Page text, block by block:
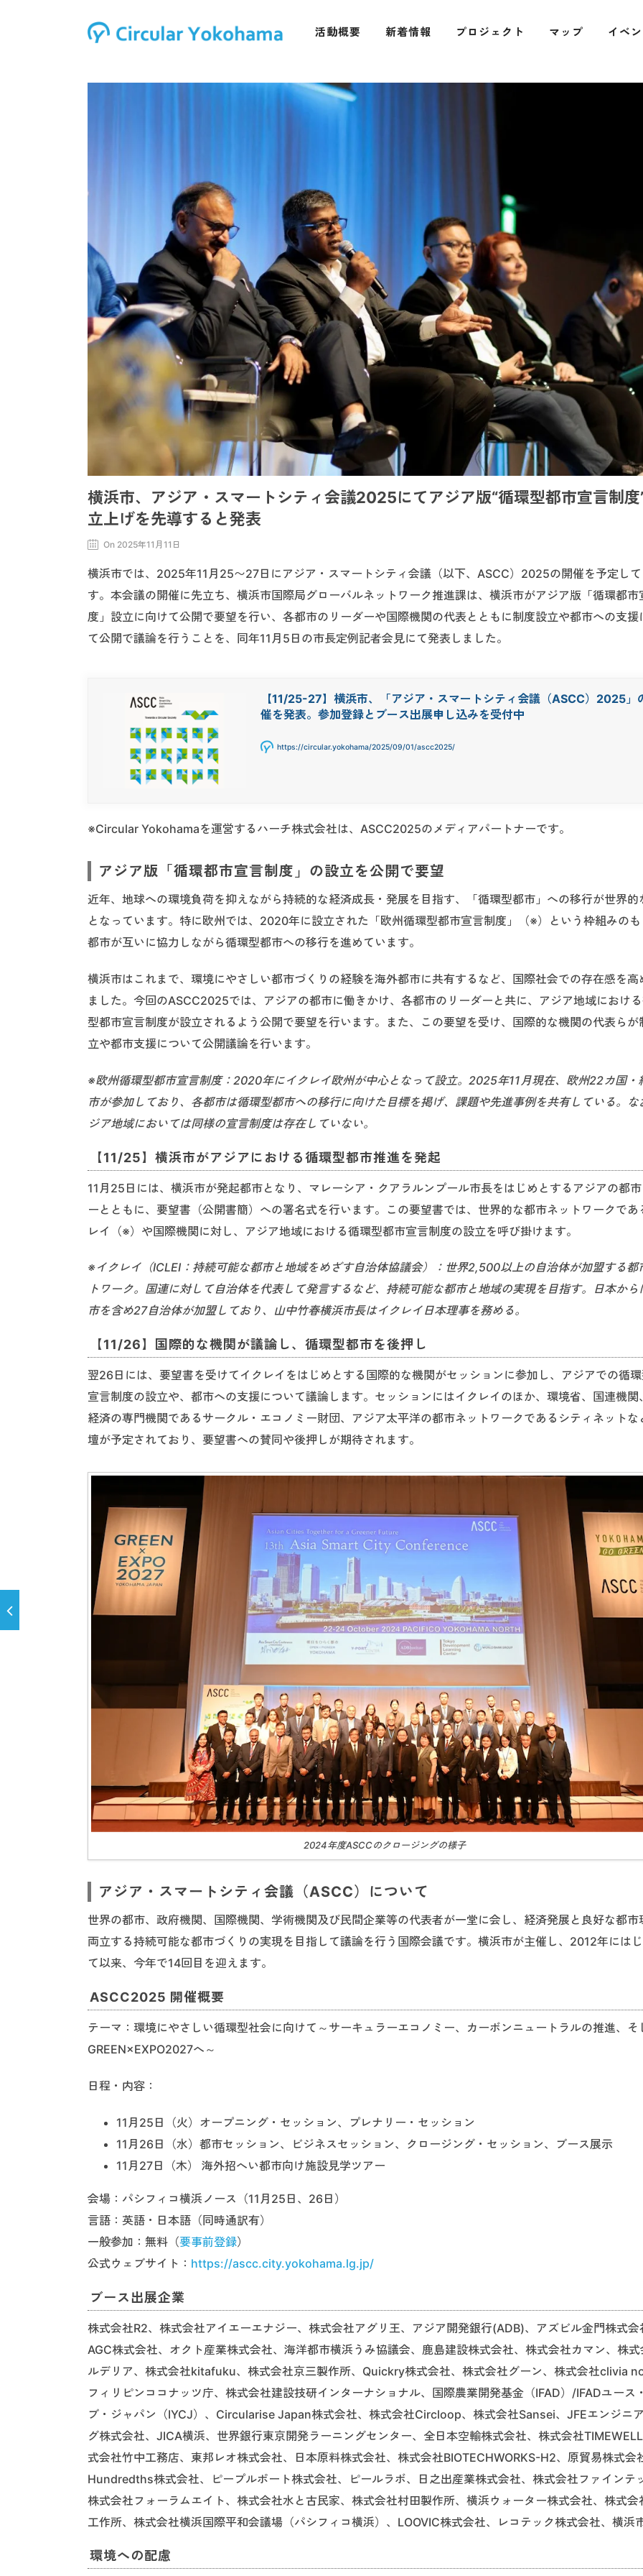
活動概要 新着情報 プロジェクト マップ イベ
横浜市、アジア・スマートシティ会議2025にてアジア版“循環型都市宣言制度
立上げを先導すると発表
On 2025年11月11日
横浜市では、2025年11月25〜27日にアジア・スマートシティ会議（以下、ASCC）2025の開催を予定し
す。本会議の開催に先立ち、横浜市国際局グローバルネットワーク推進課は、横浜市がアジア版「循環都市
度」設立に向けて公開で要望を行い、各都市のリーダーや国際機関の代表とともに制度設立や都市への支援
て公開で議論を行うことを、同年11月5日の市長定例記者会見にて発表しました。
【11/25-27】横浜市、「アジア・スマートシティ会議（ASCC）2025」
催を発表。参加登録とブース出展申し込みを受付中
https://circular.yokohama/2025/09/01/ascc2025/
※Circular Yokohamaを運営するハーチ株式会社は、ASCC2025のメディアパートナーです。
アジア版「循環都市宣言制度」の設立を公開で要望
近年、地球への環境負荷を抑えながら持続的な経済成長・発展を目指す、「循環型都市」への移行が世界的
となっています。特に欧州では、2020年に設立された「欧州循環型都市宣言制度」（※）という枠組みの
都市が互いに協力しながら循環型都市への移行を進めています。
横浜市はこれまで、環境にやさしい都市づくりの経験を海外都市に共有するなど、国際社会での存在感を高
ました。今回のASCC2025では、アジアの都市に働きかけ、各都市のリーダーと共に、アジア地域におけ
型都市宣言制度が設立されるよう公開で要望を行います。また、この要望を受け、国際的な機関の代表らが
立や都市支援について公開議論を行います。
※欧州循環型都市宣言制度：2020年にイクレイ欧州が中心となって設立。2025年11月現在、欧州22カ国・
市が参加しており、各都市は循環型都市への移行に向けた目標を掲げ、課題や先進事例を共有している。な
ジア地域においては同様の宣言制度は存在していない。
【11/25】横浜市がアジアにおける循環型都市推進を発起
11月25日には、横浜市が発起都市となり、マレーシア・クアラルンプール市長をはじめとするアジアの都
ーとともに、要望書（公開書簡）への署名式を行います。この要望書では、世界的な都市ネットワークであ
レイ（※）や国際機関に対し、アジア地域における循環型都市宣言制度の設立を呼び掛けます。
※イクレイ（ICLEI：持続可能な都市と地域をめざす自治体協議会）：世界2,500以上の自治体が加盟する都
トワーク。国連に対して自治体を代表して発言するなど、持続可能な都市と地域の実現を目指す。日本から
市を含め27自治体が加盟しており、山中竹春横浜市長はイクレイ日本理事を務める。
【11/26】国際的な機関が議論し、循環型都市を後押し
翌26日には、要望書を受けてイクレイをはじめとする国際的な機関がセッションに参加し、アジアでの循
宣言制度の設立や、都市への支援について議論します。セッションにはイクレイのほか、環境省、国連機関
経済の専門機関であるサークル・エコノミー財団、アジア太平洋の都市ネットワークであるシティネットな
壇が予定されており、要望書への賛同や後押しが期待されます。
2024年度ASCCのクロージングの様子
アジア・スマートシティ会議（ASCC）について
世界の都市、政府機関、国際機関、学術機関及び民間企業等の代表者が一堂に会し、経済発展と良好な都市
両立する持続可能な都市づくりの実現を目指して議論を行う国際会議です。横浜市が主催し、2012年には
て以来、今年で14回目を迎えます。
ASCC2025 開催概要
テーマ：環境にやさしい循環型社会に向けて～サーキュラーエコノミー、カーボンニュートラルの推進、そ
GREEN×EXPO2027へ～
日程・内容：
11月25日（火）オープニング・セッション、プレナリー・セッション
11月26日（水）都市セッション、ビジネスセッション、クロージング・セッション、ブース展示
11月27日（木） 海外招へい都市向け施設見学ツアー
会場：パシフィコ横浜ノース（11月25日、26日）
言語：英語・日本語（同時通訳有）
一般参加：無料（要事前登録）
公式ウェブサイト： https://ascc.city.yokohama.lg.jp/
ブース出展企業
株式会社R2、株式会社アイエーエナジー、株式会社アグリ王、アジア開発銀行(ADB)、アズビル金門株式会
AGC株式会社、オクト産業株式会社、海洋都市横浜うみ協議会、鹿島建設株式会社、株式会社カマン、株
ルデリア、株式会社kitafuku、株式会社京三製作所、Quickry株式会社、株式会社グーン、株式会社clivia
フィリピンココナッツ庁、株式会社建設技研インターナショナル、国際農業開発基金（IFAD）/IFADユース
ブ・ジャパン（IYCJ）、Circularise Japan株式会社、株式会社Circloop、株式会社Sansei、JFEエンジニ
グ株式会社、JICA横浜、世界銀行東京開発ラーニングセンター、全日本空輸株式会社、株式会社
式会社竹中工務店、東邦レオ株式会社、日本原料株式会社、株式会社BIOTECHWORKS-H2、原貿易株式会
Hundredths株式会社、ピープルポート株式会社、ピールラボ、日之出産業株式会社、株式会社ファインテ
株式会社フォーラムエイト、株式会社水と古民家、株式会社村田製作所、横浜ウォーター株式会社、株式会
工作所、株式会社横浜国際平和会議場（パシフィコ横浜）、LOOVIC株式会社、レコテック株式会社、横浜
環境への配慮